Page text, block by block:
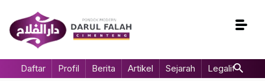
Daftar Profil Berita Artikel Sejarah Legalitas